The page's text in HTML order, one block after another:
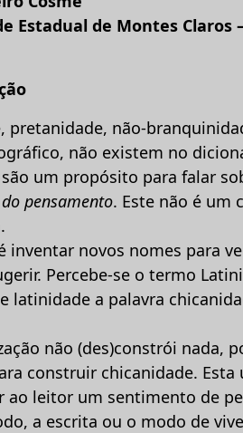
Estadual de Montes Claros
pretanidade, não-
não existem no
um propósito para falar
pensamento. Este não é um
inventar novos nomes para
Percebe-se o termo
latinidade a palavra
não (des)constrói nada,
construir chicanidade.
ao leitor um sentimento de
a escrita ou o modo de